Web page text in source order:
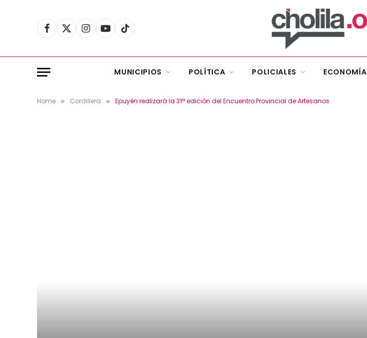
Facebook
X
Instagram
YouTubeTikTok
MUNICIPIOS POLÍTICA POLICIALES ECONOMÍA
Home » Cordillera » Epuyén realizará la 31ª edición del Encuentro Provincial de Artesanos